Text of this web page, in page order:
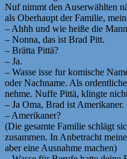
Nuf nimmt den Auserwählten
als Oberhaupt der Familie,
– Ahhh und wie heiße die
– Nonna, das ist Brad Pitt.
– Brätta Pittä?
– Ja.
– Wasse isse fur komische
oder Nachname. Als
nehme. Nuffe Pittä, klingte
– Ja Oma, Brad ist Amerikaner.
– Amerikaner?
(Die gesamte Familie schlägt
zusammen. In Anbetracht
aber eine Ausnahme machen)